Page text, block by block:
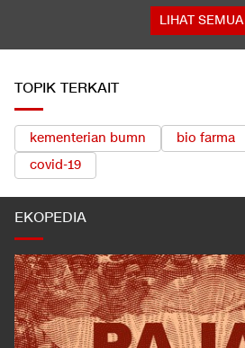
LIHAT SEMUA
TOPIK TERKAIT
kementerian bumn bio farma
covid-19
EKOPEDIA